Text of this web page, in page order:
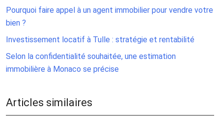
Pourquoi faire appel à un agent immobilier pour vendre votre
bien ?
Investissement locatif à Tulle : stratégie et rentabilité
Selon la confidentialité souhaitée, une estimation
immobilière à Monaco se précise
Articles similaires